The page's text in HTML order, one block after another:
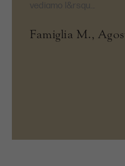
vediamo l&rsqu...
Famiglia M.,